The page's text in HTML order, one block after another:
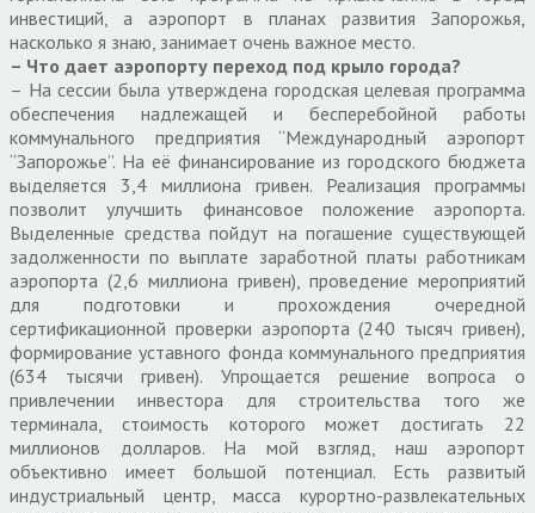
инвестиций, а аэропорт в планах развития Запорожья,
насколько я знаю, занимает очень важное место.
– Что дает аэропорту переход под крыло города?
– На сессии была утверждена городская целевая программа
обеспечения надлежащей и бесперебойной работы
коммунального предприятия “Международный аэропорт
“Запорожье”. На её финансирование из городского бюджета
выделяется 3,4 миллиона гривен. Реализация программы
позволит улучшить финансовое положение аэропорта.
Выделенные средства пойдут на погашение существующей
задолженности по выплате заработной платы работникам
аэропорта (2,6 миллиона гривен), проведение мероприятий
для подготовки и прохождения очередной
сертификационной проверки аэропорта (240 тысяч гривен),
формирование уставного фонда коммунального предприятия
(634 тысячи гривен). Упрощается решение вопроса о
привлечении инвестора для строительства того же
терминала, стоимость которого может достигать 22
миллионов долларов. На мой взгляд, наш аэропорт
объективно имеет большой потенциал. Есть развитый
индустриальный центр, масса курортно-развлекательных